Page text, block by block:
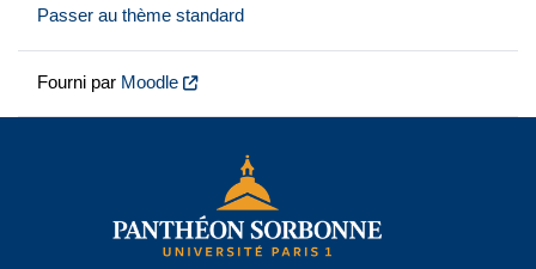
Passer au thème standard
Fourni par Moodle